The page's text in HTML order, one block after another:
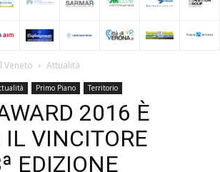
del
Veneto
Veneto Attualità
Primo Piano Territorio
2016 È
IL VINCITORE
EDIZIONE